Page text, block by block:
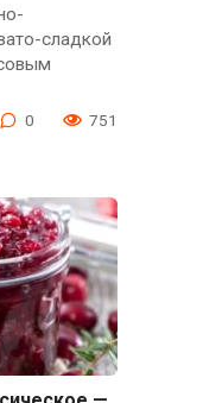
сладкой
0 751